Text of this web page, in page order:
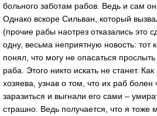
больного заботам рабов. Ведь и сам
Однако вскоре Сильван, который
(прочие рабы наотрез отказались это
одну, весьма неприятную новость: тот
понял, что могу не опасаться
раба. Этого никто искать не станет.
хозяева, узнав о том, что их раб болен
заразиться и выгнали его сами –
страшно. Ведь получается, что я тоже